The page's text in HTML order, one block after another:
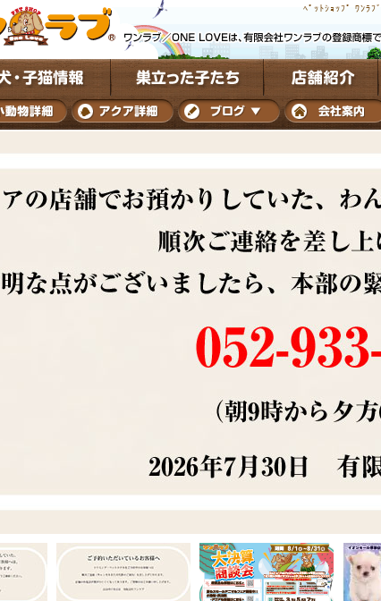
ﾍﾟｯﾄｼｮｯﾌﾟ ﾜﾝﾗ